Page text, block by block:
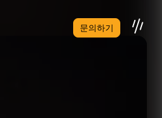
문의하기